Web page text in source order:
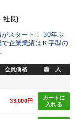
社長)
スタート！ 30年ぶ
企業業績はＫ字型の
会員価格 購 入
33,000円
カートに
入れる